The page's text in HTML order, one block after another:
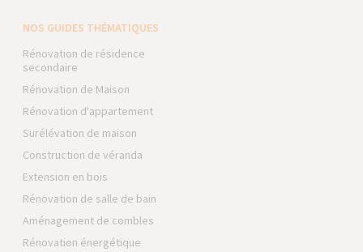
NOS GUIDES THÉMATIQUES
Rénovation de résidence
secondaire
Rénovation de Maison
Rénovation d'appartement
Surélévation de maison
Construction de véranda
Extension en bois
Rénovation de salle de bain
Aménagement de combles
Rénovation énergétique